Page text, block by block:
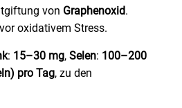
von Graphenoxid.
oxidativem Stress.
: 15–30 mg, Selen: 100–200
pro Tag, zu den